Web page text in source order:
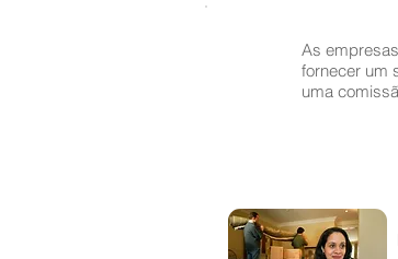
As
fornecer um
uma